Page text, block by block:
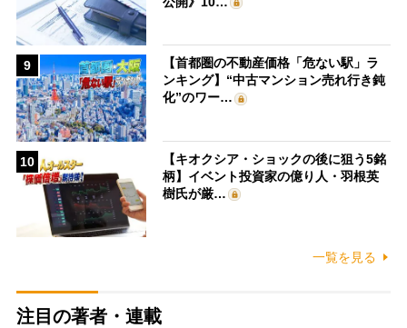
9
【首都圏の不動産価格「危ない駅」ラ
ンキング】“中古マンション売れ行き鈍
化”のワー…
10
【キオクシア・ショックの後に狙う5銘
柄】イベント投資家の億り人・羽根英
樹氏が厳…
一覧を見る
注目の著者・連載